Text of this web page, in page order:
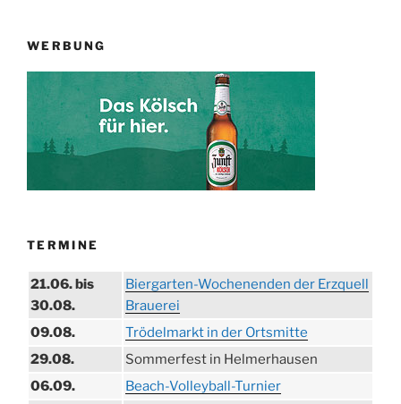
WERBUNG
TERMINE
21.06. bis
30.08.
Biergarten-Wochenenden der Erzquell
Brauerei
09.08.
Trödelmarkt in der Ortsmitte
29.08.
Sommerfest in Helmerhausen
06.09.
Beach-Volleyball-Turnier